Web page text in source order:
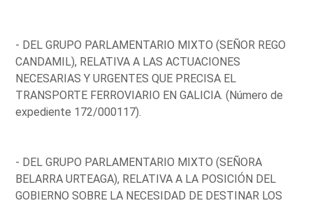
- DEL GRUPO PARLAMENTARIO MIXTO (SEÑOR REGO
CANDAMIL), RELATIVA A LAS ACTUACIONES
NECESARIAS Y URGENTES QUE PRECISA EL
TRANSPORTE FERROVIARIO EN GALICIA. (Número de
expediente 172/000117).
- DEL GRUPO PARLAMENTARIO MIXTO (SEÑORA
BELARRA URTEAGA), RELATIVA A LA POSICIÓN DEL
GOBIERNO SOBRE LA NECESIDAD DE DESTINAR LOS